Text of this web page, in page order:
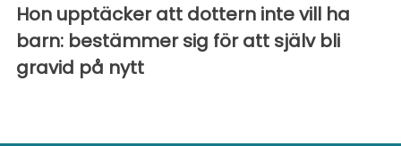
Hon upptäcker att dottern inte vill ha
barn: bestämmer sig för att själv bli
gravid på nytt